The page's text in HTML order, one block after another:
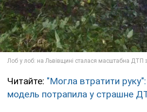
Читайте: "Могла втратити руку":
модель потрапила у страшне